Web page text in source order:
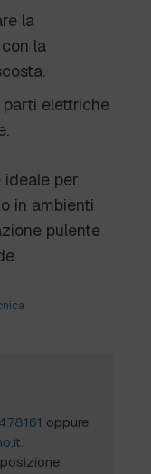
la
la
elettriche
ideale per
in ambienti
pulente
oppure
.